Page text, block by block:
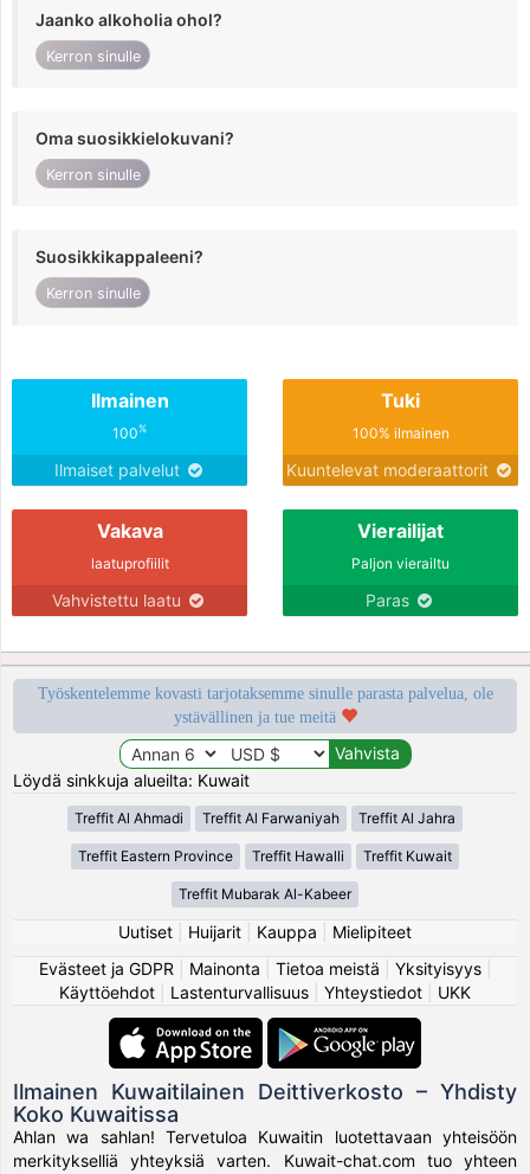
Jaanko alkoholia ohol?
Kerron sinulle
Oma suosikkielokuvani?
Kerron sinulle
Suosikkikappaleeni?
Kerron sinulle
Ilmainen
100%
Ilmaiset palvelut
Tuki
100% ilmainen
Kuuntelevat moderaattorit
Vakava
laatuprofiilit
Vahvistettu laatu
Vierailijat
Paljon vierailtu
Paras
Työskentelemme kovasti tarjotaksemme sinulle parasta palvelua, ole
ystävällinen ja tue meitä
Löydä sinkkuja alueilta: Kuwait
Treffit Al Ahmadi Treffit Al Farwaniyah Treffit Al Jahra
Treffit Eastern Province Treffit Hawalli Treffit Kuwait
Treffit Mubarak Al-Kabeer
Uutiset Huijarit Kauppa
Mielipiteet
Evästeet ja GDPR
Mainonta Tietoa meistä Yksityisyys|
Käyttöehdot
Lastenturvallisuus Yhteystiedot UKK
Ilmainen Kuwaitilainen Deittiverkosto – Yhdisty
Koko Kuwaitissa
Ahlan wa sahlan! Tervetuloa Kuwaitin luotettavaan yhteisöön
merkitykselliä yhteyksiä varten. Kuwait-chat.com tuo yhteen